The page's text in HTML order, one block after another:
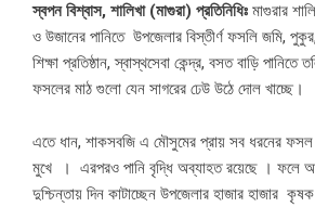
স্বপন বিশ্বাস, শালিখা (মাগুরা) প্রতিনিধিঃ মাগুরার
ও উজানের পানিতে উপজেলার বিস্তীর্ণ ফসলি জমি, পুকুর,
শিক্ষা প্রতিষ্ঠান, স্বাস্থসেবা কেন্দ্র, বসত বাড়ি পানিতে
ফসলের মাঠ গুলো যেন সাগরের ঢেউ উঠে দোল খাচ্ছে।
এতে ধান, শাকসবজি এ মৌসুমের প্রায় সব ধরনের ফসল ও
মুখে । এরপরও পানি বৃদ্ধি অব্যাহত রয়েছে । ফলে
দুশ্চিন্তায় দিন কাটাচ্ছেন উপজেলার হাজার হাজার